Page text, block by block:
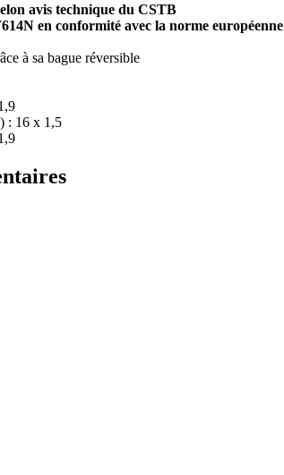
avis technique du CSTB
en conformité avec la norme européenne
à sa bague réversible
: 16 x 1,5